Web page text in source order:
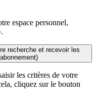
espace personnel,
recherche et recevoir les
les critères de votre
cliquez sur le bouton